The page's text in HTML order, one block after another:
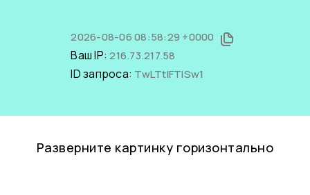
2026-08-06 08:58:29 +0000
Ваш IP:216.73.217.58
ID запроса: TwLTtlFTlSw1
Разверните картинку горизонтально